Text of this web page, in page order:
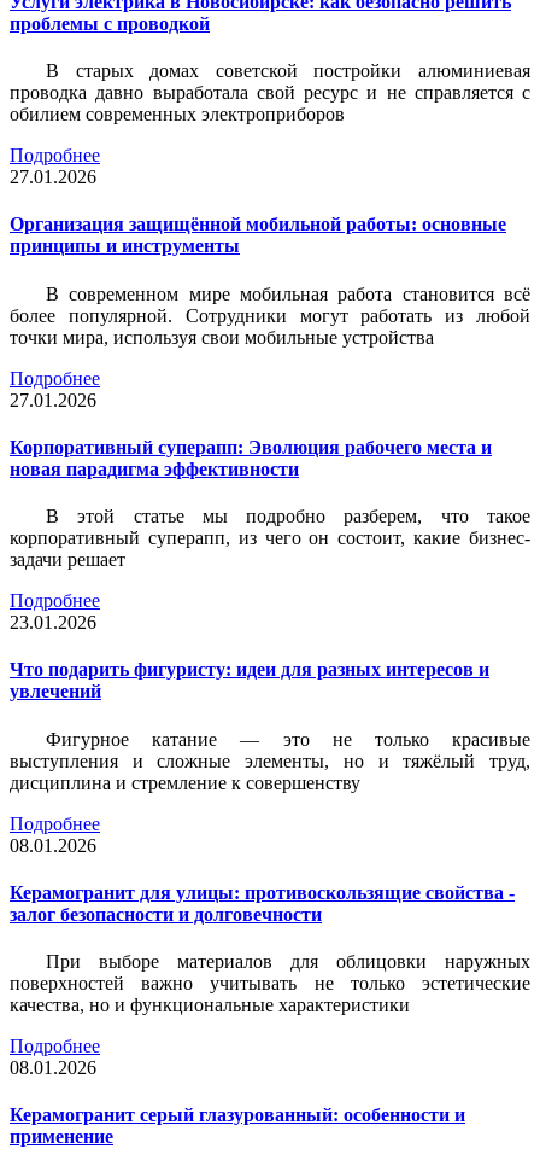
проблемы с проводкой
В старых домах советской постройки алюминиевая
проводка давно выработала свой ресурс и не справляется с
обилием современных электроприборов
Подробнее
27.01.2026
Организация защищённой мобильной работы: основные
принципы и инструменты
В современном мире мобильная работа становится всё
более популярной. Сотрудники могут работать из любой
точки мира, используя свои мобильные устройства
Подробнее
27.01.2026
Корпоративный суперапп: Эволюция рабочего места и
новая парадигма эффективности
В этой статье мы подробно разберем, что такое
корпоративный суперапп, из чего он состоит, какие бизнес-
задачи решает
Подробнее
23.01.2026
Что подарить фигуристу: идеи для разных интересов и
увлечений
Фигурное катание — это не только красивые
выступления и сложные элементы, но и тяжёлый труд,
дисциплина и стремление к совершенству
Подробнее
08.01.2026
Керамогранит для улицы: противоскользящие свойства -
залог безопасности и долговечности
При выборе материалов для облицовки наружных
поверхностей важно учитывать не только эстетические
качества, но и функциональные характеристики
Подробнее
08.01.2026
Керамогранит серый глазурованный: особенности и
применение